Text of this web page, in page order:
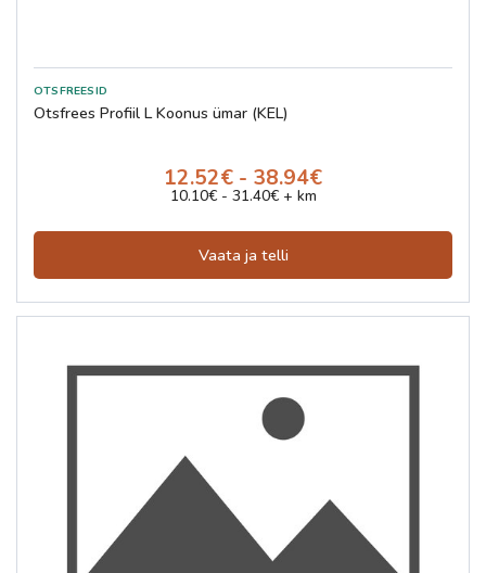
Otsfrees Profiil L Koonus ümar (KEL)
12.52€ - 38.94€
10.10€ - 31.40€ + km
Vaata ja telli